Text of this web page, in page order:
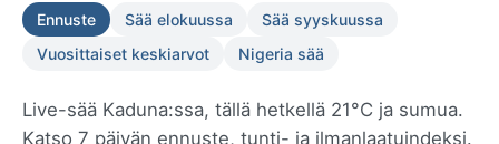
Ennuste Sää elokuussa
Sää syyskuussa
Vuosittaiset keskiarvot
Nigeria sää
Live-sää Kaduna:ssa, tällä hetkellä 21°C ja sumua.
Katso 7 päivän ennuste, tunti- ja ilmanlaatuindeksi.